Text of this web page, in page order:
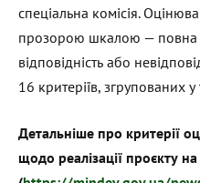
спеціальна комісія.
прозорою шкалою — повна
відповідність або
16 критеріїв, згрупованих
Детальніше про критерії
щодо реалізації проєкту